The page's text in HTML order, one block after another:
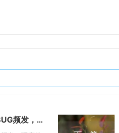
CF端游生化追击新图BUG频发，玩家体验受损引热议